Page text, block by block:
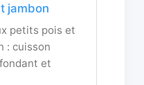
jambon
petits pois et
: cuisson
et